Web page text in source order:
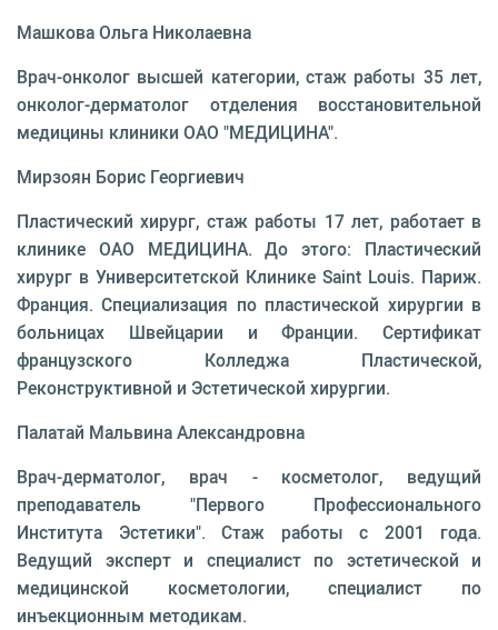
Машкова Ольга Николаевна
Врач-онколог высшей категории, стаж работы 35 лет,
онколог-дерматолог отделения восстановительной
медицины клиники ОАО "МЕДИЦИНА".
Мирзоян Борис Георгиевич
Пластический хирург, стаж работы 17 лет, работает в
клинике ОАО МЕДИЦИНА. До этого: Пластический
хирург в Университетской Клинике Saint Louis. Париж.
Франция. Специализация по пластической хирургии в
больницах Швейцарии и Франции. Сертификат
французского Колледжа Пластической,
Реконструктивной и Эстетической хирургии.
Палатай Мальвина Александровна
Врач-дерматолог, врач - косметолог, ведущий
преподаватель "Первого Профессионального
Института Эстетики". Стаж работы с 2001 года.
Ведущий эксперт и специалист по эстетической и
медицинской косметологии, специалист по
инъекционным методикам.